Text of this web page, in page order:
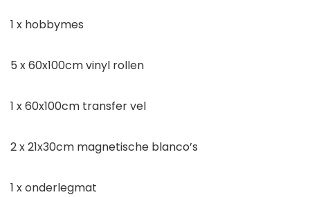
1 x hobbymes
5 x 60x100cm vinyl rollen
1 x 60x100cm transfer vel
2 x 21x30cm magnetische blanco’s
1 x onderlegmat